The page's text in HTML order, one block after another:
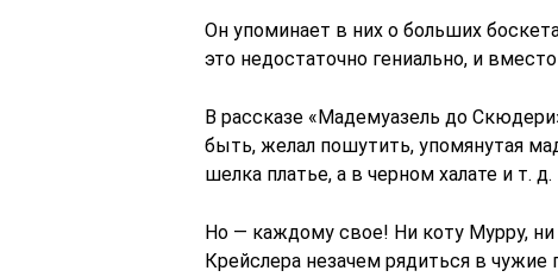
Он упоминает в них о больших
это недостаточно гениально, и
В рассказе «Мадемуазель до
быть, желал пошутить, упомянутая
шелка платье, а в черном халате и т. д.
Но ― каждому свое! Ни коту Мурру,
Крейслера незачем рядиться в чужие